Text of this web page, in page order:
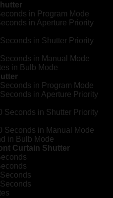
in Program Mode
in Aperture Priority
in Shutter Priority
in Manual Mode
in Bulb Mode
in Program Mode
in Aperture Priority
Seconds in Shutter Priority
Seconds in Manual Mode
in Bulb Mode
Curtain Shutter